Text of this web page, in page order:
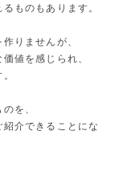
ものもあります。
りませんが、
値を感じられ、
を、
介できることにな